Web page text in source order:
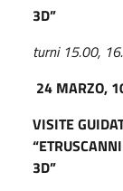
3D”
turni 15.00,
24 MARZO,
VISITE
3D”